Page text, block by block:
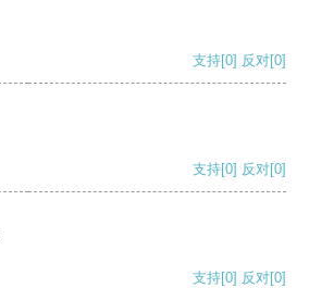
支持[0] 反对[0]
支持[0] 反对[0]
支持[0] 反对[0]